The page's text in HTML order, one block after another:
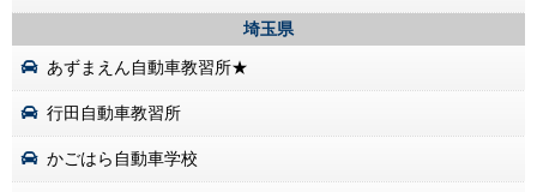
埼玉県
あずまえん自動車教習所★
行田自動車教習所
かごはら自動車学校